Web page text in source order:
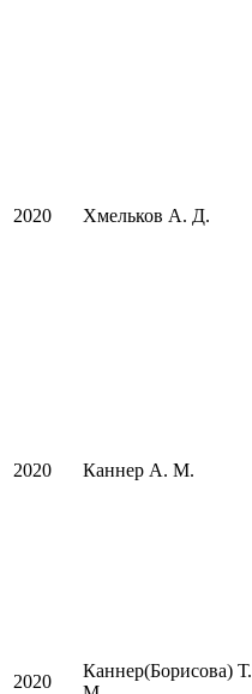
2020 Хмельков А. Д.
2020 Каннер А. М.
2020
Каннер(Борисова) Т.